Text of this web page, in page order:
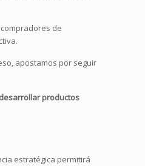
de
apostamos por seguir
productos
estratégica permitirá